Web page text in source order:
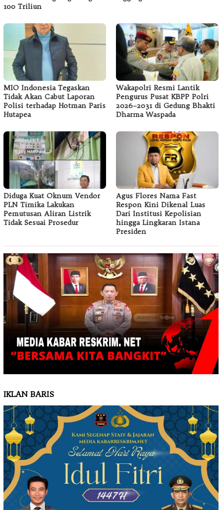
100 Triliun
MIO Indonesia Tegaskan
Tidak Akan Cabut Laporan
Polisi terhadap Hotman Paris
Hutapea
Wakapolri Resmi Lantik
Pengurus Pusat KBPP Polri
2026–2031 di Gedung Bhakti
Dharma Waspada
Diduga Kuat Oknum Vendor
PLN Timika Lakukan
Pemutusan Aliran Listrik
Tidak Sesuai Prosedur
Agus Flores Nama Fast
Respon Kini Dikenal Luas
Dari Institusi Kepolisian
hingga Lingkaran Istana
Presiden
IKLAN BARIS